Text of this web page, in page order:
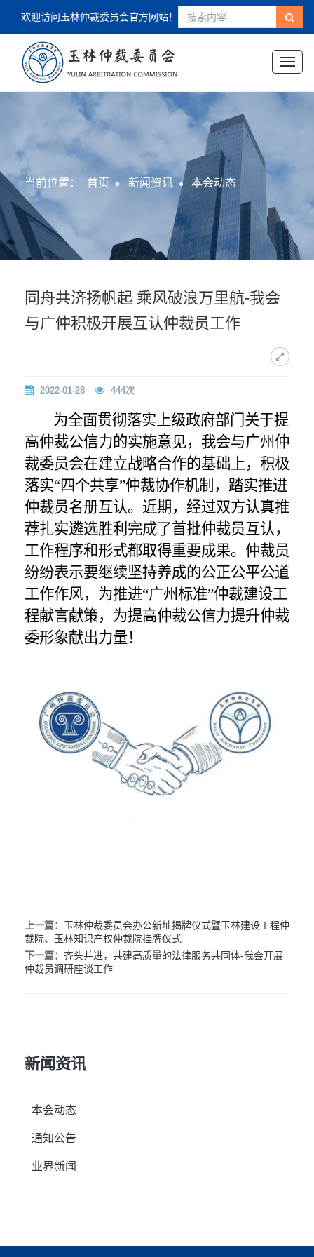
欢迎访问玉林仲裁委员会官方网站！
当前位置： 首页 新闻资讯 本会动态
同舟共济扬帆起 乘风破浪万里航-我会
与广仲积极开展互认仲裁员工作
2022-01-28 444次
为全面贯彻落实上级政府部门关于提
高仲裁公信力的实施意见，我会与广州仲
裁委员会在建立战略合作的基础上，积极
落实“四个共享”仲裁协作机制，踏实推进
仲裁员名册互认。近期，经过双方认真推
荐扎实遴选胜利完成了首批仲裁员互认，
工作程序和形式都取得重要成果。仲裁员
纷纷表示要继续坚持养成的公正公平公道
工作作风，为推进“广州标准”仲裁建设工
程献言献策，为提高仲裁公信力提升仲裁
委形象献出力量！
上一篇： 玉林仲裁委员会办公新址揭牌仪式暨玉林建设工程仲
裁院、玉林知识产权仲裁院挂牌仪式
下一篇： 齐头并进，共建高质量的法律服务共同体-我会开展
仲裁员调研座谈工作
新闻资讯
本会动态
通知公告
业界新闻